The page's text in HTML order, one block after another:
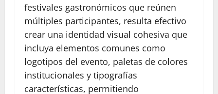
festivales gastronómicos que reúnen
múltiples participantes, resulta efectivo
crear una identidad visual cohesiva que
incluya elementos comunes como
logotipos del evento, paletas de colores
institucionales y tipografías
características, permitiendo